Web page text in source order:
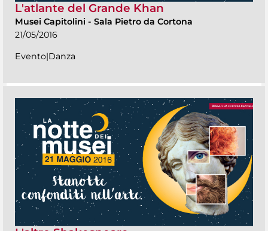
L'atlante del Grande Khan
Musei Capitolini - Sala Pietro da Cortona
21/05/2016
Evento|Danza